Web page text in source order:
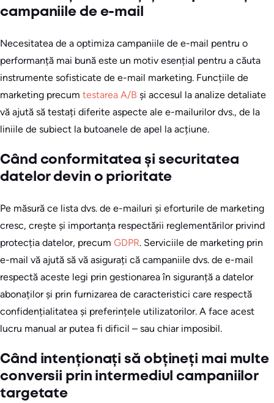
campaniile de e-mail
Necesitatea de a optimiza campaniile de e-mail pentru o
performanță mai bună este un motiv esențial pentru a căuta
instrumente sofisticate de e-mail marketing. Funcțiile de
marketing precum testarea A/B și accesul la analize detaliate
vă ajută să testați diferite aspecte ale e-mailurilor dvs., de la
liniile de subiect la butoanele de apel la acțiune.
Când conformitatea și securitatea
datelor devin o prioritate
Pe măsură ce lista dvs. de e-mailuri și eforturile de marketing
cresc, crește și importanța respectării reglementărilor privind
protecția datelor, precum GDPR. Serviciile de marketing prin
e-mail vă ajută să vă asigurați că campaniile dvs. de e-mail
respectă aceste legi prin gestionarea în siguranță a datelor
abonaților și prin furnizarea de caracteristici care respectă
confidențialitatea și preferințele utilizatorilor. A face acest
lucru manual ar putea fi dificil – sau chiar imposibil.
Când intenționați să obțineți mai multe
conversii prin intermediul campaniilor
targetate